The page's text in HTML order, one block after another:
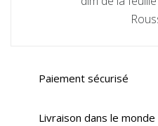
Paiement sécurisé
Livraison dans le